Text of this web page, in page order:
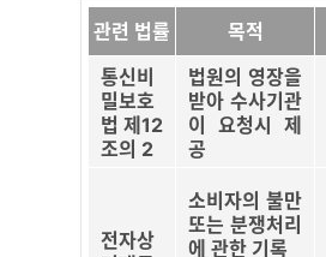
관련 법률 목적
통신비
밀보호
법 제12
조의 2
법원의 영장을
받아 수사기관
이 요청시 제
공
전자상
소비자의 불만
또는 분쟁처리
에 관한 기록